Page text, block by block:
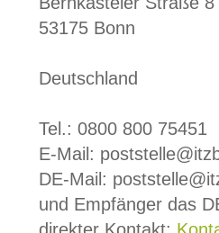
53175 Bonn
Deutschland
Tel.: 0800 800 75451
E-Mail:
DE-Mail:
und Empfänger das